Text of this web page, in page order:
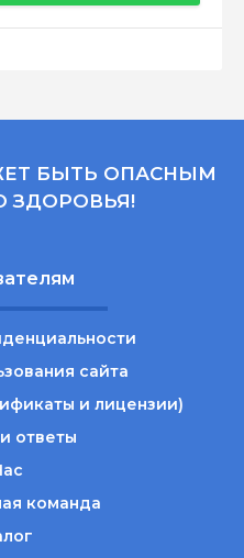
БЫТЬ ОПАСНЫМ
ЗДОРОВЬЯ!
сайта
и лицензии)
ответы
команда